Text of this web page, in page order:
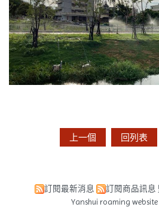
上一個 回列表
訂閱最新消息 訂閱商品訊息
Yanshui roaming website